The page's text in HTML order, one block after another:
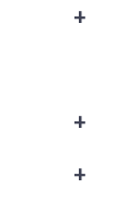
+
+
+